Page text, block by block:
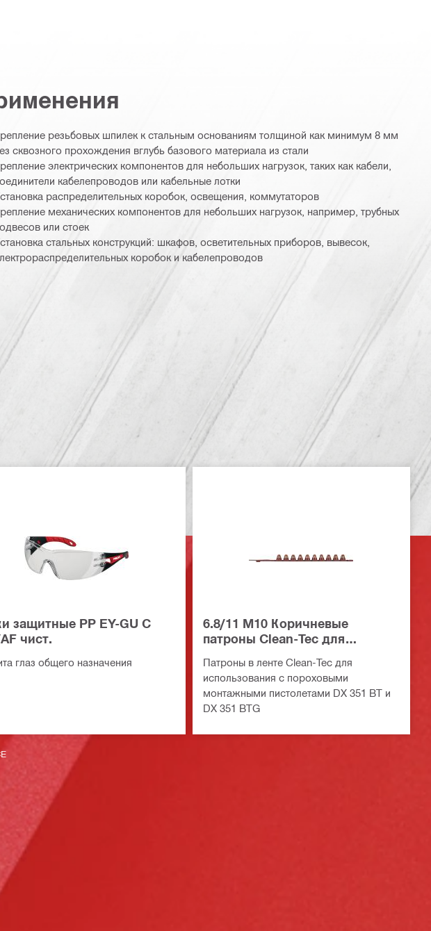
резьбовых шпилек к стальным основаниям толщиной как минимум 8 мм
сквозного прохождения вглубь базового материала из стали
электрических компонентов для небольших нагрузок, таких как кабели,
кабелепроводов или кабельные лотки
распределительных коробок, освещения, коммутаторов
механических компонентов для небольших нагрузок, например, трубных
или стоек
стальных конструкций: шкафов, осветительных приборов, вывесок,
коробок и кабелепроводов
защитные PP EY-GU C
чист.
глаз общего назначения
6.8/11 M10 Коричневые
патроны Clean-Tec для
пистолетов
Патроны в ленте Clean-Tec для
использования с пороховыми
монтажными пистолетами DX 351 BT и
DX 351 BTG